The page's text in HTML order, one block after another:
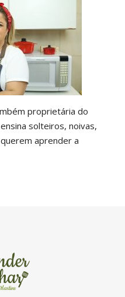
proprietária do
solteiros, noivas,
aprender a